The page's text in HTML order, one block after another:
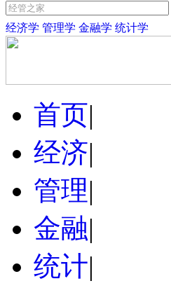
经济学 管理学 金融学 统计学
首页|
经济|
管理|
金融|
统计|